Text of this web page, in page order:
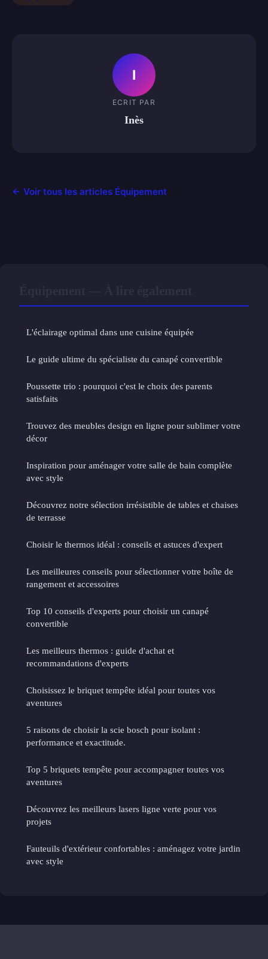
I
ECRIT PAR
Inès
← Voir tous les articles Équipement
L'éclairage optimal dans une cuisine équipée
Le guide ultime du spécialiste du canapé convertible
Poussette trio : pourquoi c'est le choix des parents
satisfaits
Trouvez des meubles design en ligne pour sublimer votre
décor
Inspiration pour aménager votre salle de bain complète
avec style
Découvrez notre sélection irrésistible de tables et chaises
de terrasse
Choisir le thermos idéal : conseils et astuces d'expert
Les meilleures conseils pour sélectionner votre boîte de
rangement et accessoires
Top 10 conseils d'experts pour choisir un canapé
convertible
Les meilleurs thermos : guide d'achat et
recommandations d'experts
Choisissez le briquet tempête idéal pour toutes vos
aventures
5 raisons de choisir la scie bosch pour isolant :
performance et exactitude.
Top 5 briquets tempête pour accompagner toutes vos
aventures
Découvrez les meilleurs lasers ligne verte pour vos
projets
Fauteuils d'extérieur confortables : aménagez votre jardin
avec style